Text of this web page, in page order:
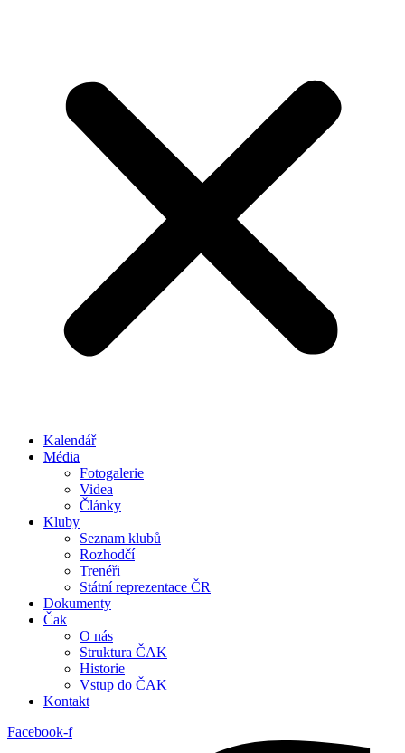
Kalendář
Média
Fotogalerie
Videa
Články
Kluby
Seznam klubů
Rozhodčí
Trenéři
Státní reprezentace ČR
Dokumenty
Čak
O nás
Struktura ČAK
Historie
Vstup do ČAK
Kontakt
Facebook-f